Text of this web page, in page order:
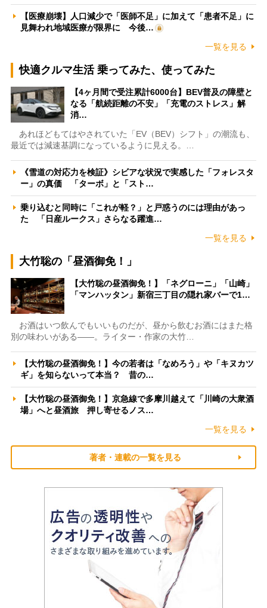
【医療崩壊】人口減少で「医師不足」に加えて「患者不足」に
見舞われ地域医療が限界に 今後…
一覧を見る
快適クルマ生活 乗ってみた、使ってみた
【4ヶ月間で受注累計6000台】BEV普及の障壁と
なる「航続距離の不安」「充電のストレス」解
消…
あれほどもてはやされていた「EV（BEV）シフト」の潮流も、
最近では減速基調になっているように見える。…
《雪道の対応力を検証》シビアな状況で実感した「フォレスタ
ー」の真価 「ターボ」と「スト…
乗り込むと同時に「これが軽？」と戸惑うのには理由があっ
た 「日産ルークス」さらなる躍進…
一覧を見る
大竹聡の「昼酒御免！」
【大竹聡の昼酒御免！】「ネグローニ」「山崎」
「マンハッタン」新宿三丁目の隠れ家バーで1…
お酒はいつ飲んでもいいものだが、昼から飲むお酒にはまた格
別の味わいがある――。ライター・作家の大竹…
【大竹聡の昼酒御免！】今の若者は「なめろう」や「キヌカツ
ギ」を知らないって本当？ 昔の…
【大竹聡の昼酒御免！】京急線で多摩川越えて「川崎の大衆酒
場」へと昼酒旅 押し寄せるノス…
一覧を見る
著者・連載の一覧を見る